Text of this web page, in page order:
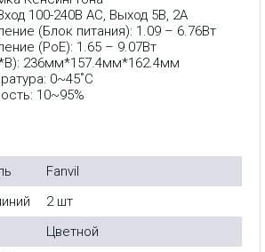
100-240В AC, Выход 5В, 2А
(Блок питания): 1.09 – 6.76Вт
(PoE): 1.65 – 9.07Вт
236мм*157.4мм*162.4мм
0~45˚C
10~95%
Fanvil
2 шт
Цветной